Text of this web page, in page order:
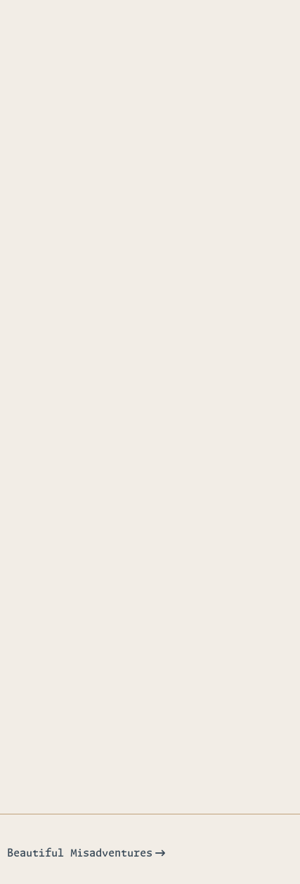
Beautiful Misadventures